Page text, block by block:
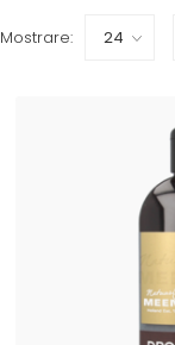
Mostrare: